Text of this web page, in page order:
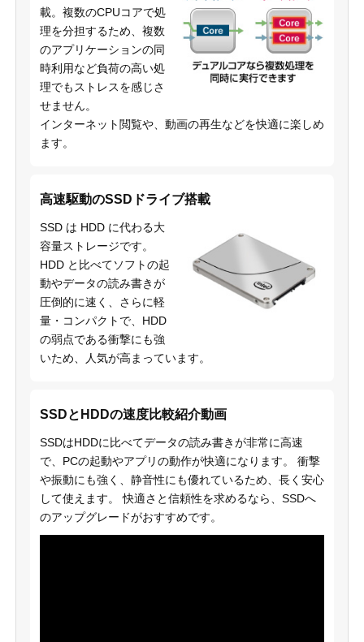
載。複数のCPUコアで処
理を分担するため、複数
のアプリケーションの同
時利用など負荷の高い処
理でもストレスを感じさ
せません。
インターネット閲覧や、動画の再生などを快適に楽しめ
ます。
高速駆動のSSDドライブ搭載
SSD は HDD に代わる大
容量ストレージです。
HDD と比べてソフトの起
動やデータの読み書きが
圧倒的に速く、さらに軽
量・コンパクトで、HDD
の弱点である衝撃にも強
いため、人気が高まっています。
SSDとHDDの速度比較紹介動画
SSDはHDDに比べてデータの読み書きが非常に高速
で、PCの起動やアプリの動作が快適になります。 衝撃
や振動にも強く、静音性にも優れているため、長く安心
して使えます。 快適さと信頼性を求めるなら、SSDへ
のアップグレードがおすすめです。